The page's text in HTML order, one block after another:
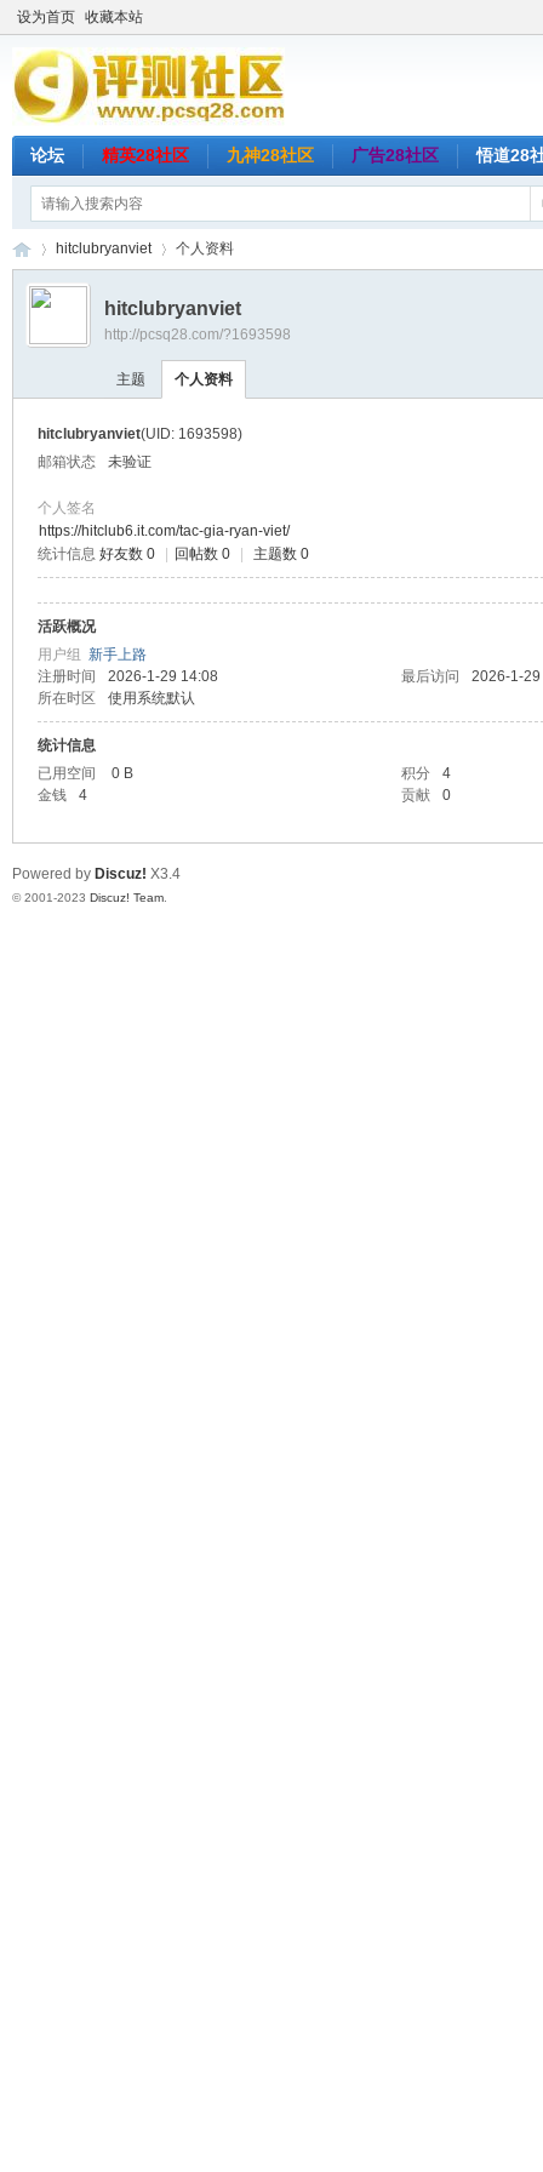
设为首页 收藏本站
论坛 精英28社区 九神28社区 广告28社区 悟道28
›
hitclubryanviet 个人资料
hitclubryanviet
http://pcsq28.com/?1693598
主题 个人资料
hitclubryanviet(UID: 1693598)
邮箱状态
未验证
个人签名
https://hitclub6.it.com/tac-gia-ryan-viet/
统计信息 好友数 0 回帖数 0 主题数 0
活跃概况
用户组 新手上路
注册时间
2026-1-29 14:08 最后访问
2026-1-
所在时区
使用系统默认
统计信息
已用空间
0 B 积分
4
金钱
4 贡献 0
Powered by Discuz! X3.4
© 2001-2023 Discuz! Team